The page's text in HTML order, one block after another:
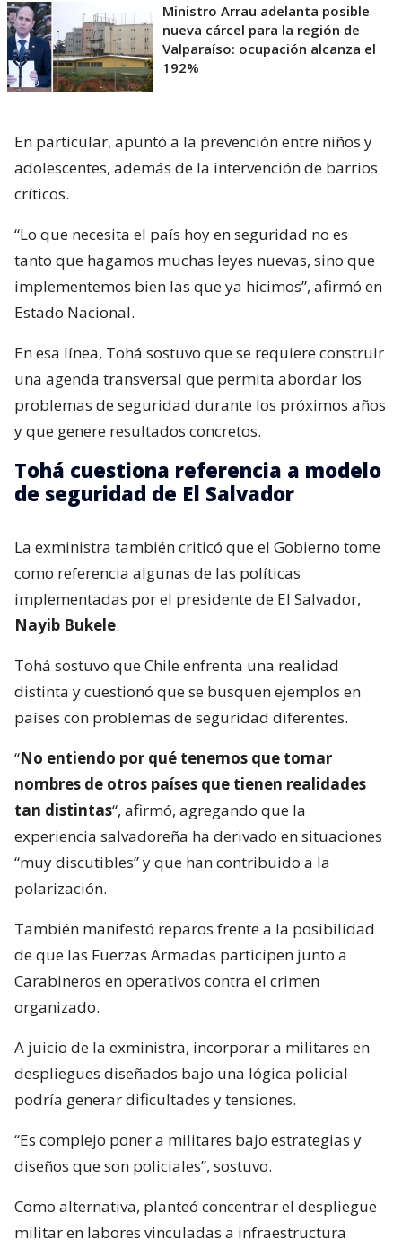
Ministro Arrau adelanta posible
nueva cárcel para la región de
Valparaíso: ocupación alcanza el
192%
En particular, apuntó a la prevención entre niños y
adolescentes, además de la intervención de barrios
críticos.
“Lo que necesita el país hoy en seguridad no es
tanto que hagamos muchas leyes nuevas, sino que
implementemos bien las que ya hicimos”, afirmó en
Estado Nacional.
En esa línea, Tohá sostuvo que se requiere construir
una agenda transversal que permita abordar los
problemas de seguridad durante los próximos años
y que genere resultados concretos.
Tohá cuestiona referencia a modelo
de seguridad de El Salvador
La exministra también criticó que el Gobierno tome
como referencia algunas de las políticas
implementadas por el presidente de El Salvador,
Nayib Bukele.
Tohá sostuvo que Chile enfrenta una realidad
distinta y cuestionó que se busquen ejemplos en
países con problemas de seguridad diferentes.
“No entiendo por qué tenemos que tomar
nombres de otros países que tienen realidades
tan distintas“, afirmó, agregando que la
experiencia salvadoreña ha derivado en situaciones
“muy discutibles” y que han contribuido a la
polarización.
También manifestó reparos frente a la posibilidad
de que las Fuerzas Armadas participen junto a
Carabineros en operativos contra el crimen
organizado.
A juicio de la exministra, incorporar a militares en
despliegues diseñados bajo una lógica policial
podría generar dificultades y tensiones.
“Es complejo poner a militares bajo estrategias y
diseños que son policiales”, sostuvo.
Como alternativa, planteó concentrar el despliegue
militar en labores vinculadas a infraestructura